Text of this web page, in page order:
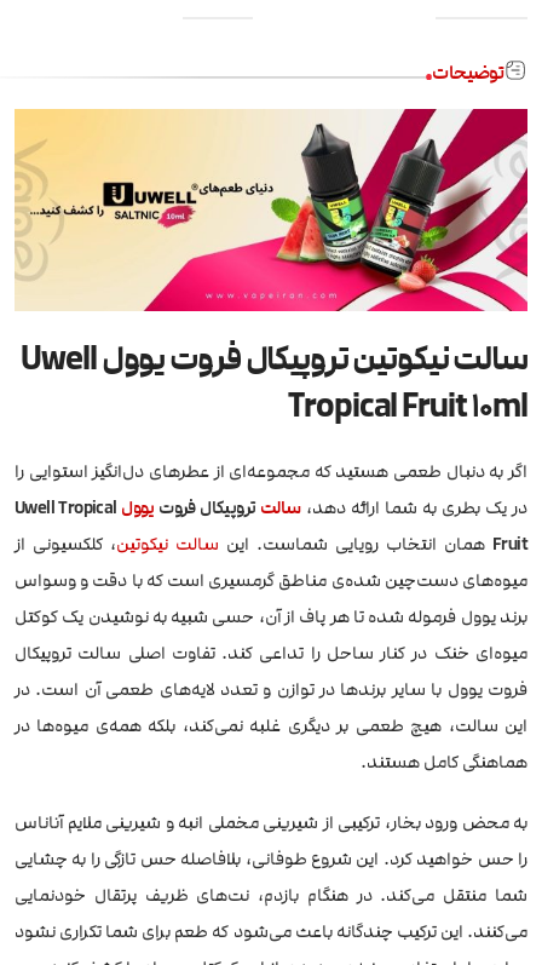
توضیحات
سالت نیکوتین تروپیکال فروت یوول Uwell
Tropical Fruit 10ml
اگر به دنبال طعمی هستید که مجموعه‌ای از عطرهای دل‌انگیز استوایی را
در یک بطری به شما ارائه دهد،سالتتروپیکال فروت یوول Uwell Tropical
Fruit همان انتخاب رویایی شماست. این سالت نیکوتین، کلکسیونی از
میوه‌های دست‌چین شده‌ی مناطق گرمسیری است که با دقت و وسواس
برند یوول فرموله شده تا هر پاف از آن، حسی شبیه به نوشیدن یک کوکتل
میوه‌ای خنک در کنار ساحل را تداعی کند. تفاوت اصلی سالت تروپیکال
فروت یوول با سایر برندها در توازن و تعدد لایه‌های طعمی آن است. در
این سالت، هیچ طعمی بر دیگری غلبه نمی‌کند، بلکه همه‌ی میوه‌ها در
هماهنگی کامل هستند.
به محض ورود بخار، ترکیبی از شیرینی مخملی انبه و شیرینی ملایم آناناس
را حس خواهید کرد. این شروع طوفانی، بلافاصله حس تازگی را به چشایی
شما منتقل می‌کند. در هنگام بازدم، نت‌های ظریف‌ پرتقال خودنمایی
می‌کنند. این ترکیب چندگانه باعث می‌شود که طعم برای شما تکراری نشود